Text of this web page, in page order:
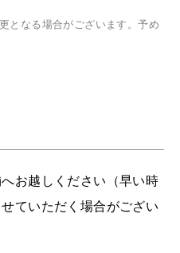
となる場合がございます。予め
お越しください（早い時
ていただく場合がござい